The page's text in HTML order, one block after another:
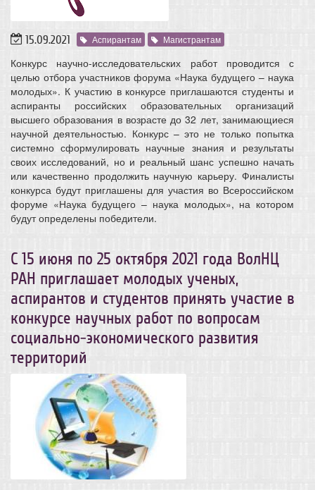
15.09.2021 Аспирантам Магистрантам
Конкурс научно-исследовательских работ проводится с
целью отбора участников форума «Наука будущего – наука
молодых». К участию в конкурсе приглашаются студенты и
аспиранты российских образовательных организаций
высшего образования в возрасте до 32 лет, занимающиеся
научной деятельностью. Конкурс – это не только попытка
системно сформулировать научные знания и результаты
своих исследований, но и реальный шанс успешно начать
или качественно продолжить научную карьеру. Финалисты
конкурса будут приглашены для участия во Всероссийском
форуме «Наука будущего – наука молодых», на котором
будут определены победители.
С 15 июня по 25 октября 2021 года ВолНЦ
РАН приглашает молодых ученых,
аспирантов и студентов принять участие в
конкурсе научных работ по вопросам
социально-экономического развития
территорий